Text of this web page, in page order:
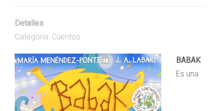
Detalles
Categoría: Cuentos
BABAK
Es una